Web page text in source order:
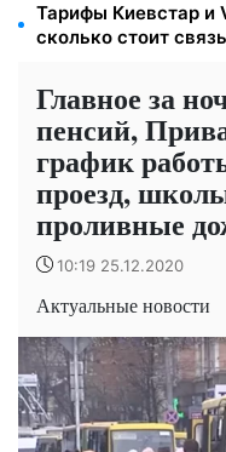
Тарифы Киевстар и
сколько стоит
Главное за
пенсий,
график
проезд,
проливные
10:19 25.12.2020
Актуальные новости